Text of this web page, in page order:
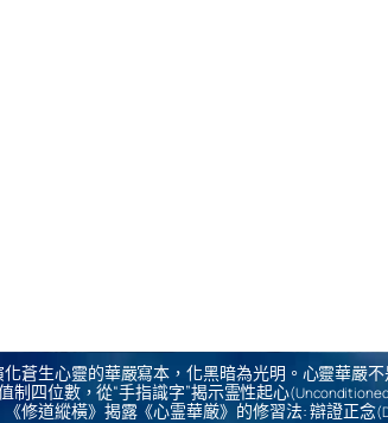
蒼生心靈的華嚴寫本，化黑暗為光明。心靈華嚴
制四位數，從“手指識字”揭示霊性起心
修道縱橫》揭露《心霊華厳》的修習法: 辯證正念